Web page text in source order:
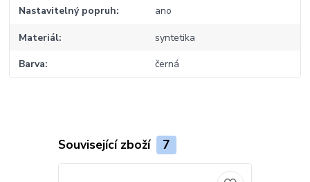
Nastavitelný popruh ano
Materiál syntetika
Barva černá
Související zboží 7